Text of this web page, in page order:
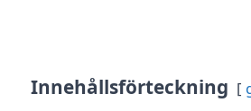
Innehållsförteckning